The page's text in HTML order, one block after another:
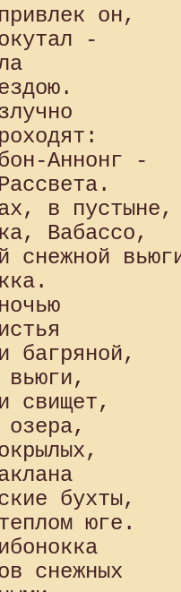
он,
-
Аннонг -
в
Вабассо,
снежной
багряной,
свищет,
озера,
бухты,
юге.
снежных